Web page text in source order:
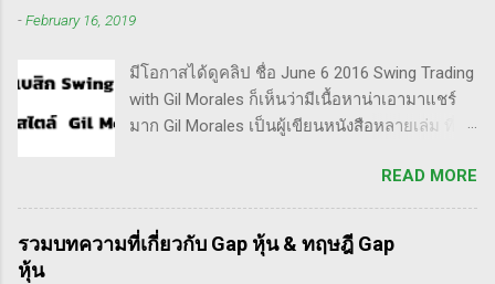
ราคาร่วงถึง 10% ก็ต้องตัดขาดทุนตามระบบแล้ว
เขามองระยะยาว ไม่สนใจต่อความผันผวนของ
ราคาในระยะสั้น อย่างวอเรน บัฟเฟต์ บอกว่า "คุณ
ไม่ควรอยู่ในตลาดหุ้น นอกเสียจากจะสามารถนั่ง
ตระหนก" ดังนั้น invester นั้น จะไม่ตระหนกเมื่อ
ราคาหุ้นร่วงทำให้เขาต้องขาดทุนไปแค่ 10% เอง
แต่ trader ทนไม่ได้แล้ว ต้องทำอะไรสักอย่าง
-February 16, 2019
มีโอกาสได้ดูคลิป ชื่อ June 6 2016 Swing Trading
with Gil Morales ก็เห็นว่ามีเนื้อหาน่าเอามาแชร์
มาก Gil Morales เป็นผู้เขียนหนังสือหลายเล่ม ที่ดัๆ
นานก็คือชื่อ "Trade Like an O'Neil Disciple: How
We Made Over 18,000% in the Stock Market" ที่
เขียนร่วมกับ Dr.Chris Kacher อีกเล่มก็คือ In The
Trading Cockpit with the O'Neil Disciples:
READ MORE
รวมบทความที่เกี่ยวกับ Gap หุ้น & ทฤษฎี Gap
หุ้น